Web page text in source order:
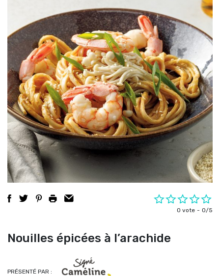
0 vote 0/5
Nouilles épicées à l’arachide
PRÉSENTÉ PAR :